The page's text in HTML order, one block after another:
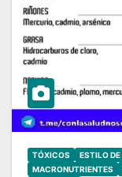
TÓXICOS ESTILO
MACRONUTRIENTES